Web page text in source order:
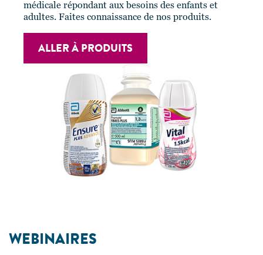
médicale répondant aux besoins des enfants et
adultes. Faites connaissance de nos produits.
ALLER À PRODUITS
WEBINAIRES